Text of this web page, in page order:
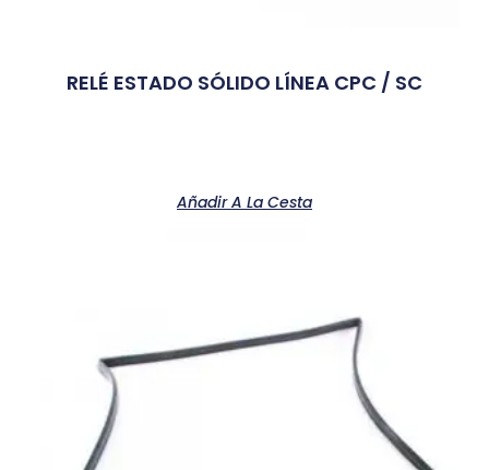
RELÉ ESTADO SÓLIDO LÍNEA CPC / SC
Añadir A La Cesta